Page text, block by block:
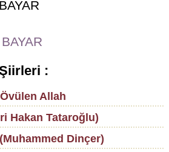
:
Allah
Hakan Tataroğlu)
Dinçer)